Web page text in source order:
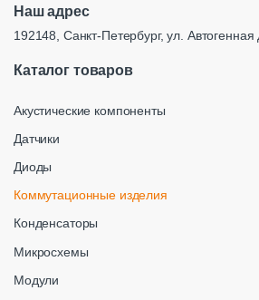
Наш адрес
192148, Санкт-Петербург, ул.
Каталог товаров
Акустические компоненты
Датчики
Диоды
Коммутационные изделия
Конденсаторы
Микросхемы
Модули